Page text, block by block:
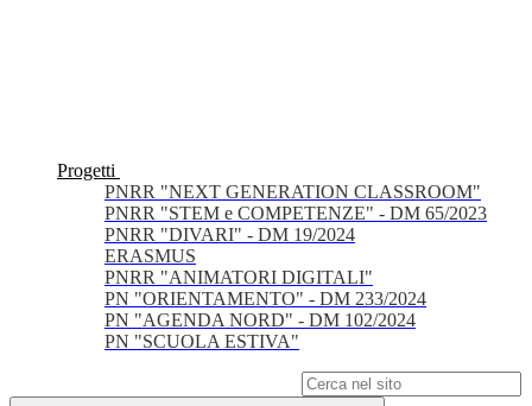
Progetti
PNRR "NEXT GENERATION CLASSROOM"
PNRR "STEM e COMPETENZE" - DM 65/2023
PNRR "DIVARI" - DM 19/2024
ERASMUS
PNRR "ANIMATORI DIGITALI"
PN "ORIENTAMENTO" - DM 233/2024
PN "AGENDA NORD" - DM 102/2024
PN "SCUOLA ESTIVA"